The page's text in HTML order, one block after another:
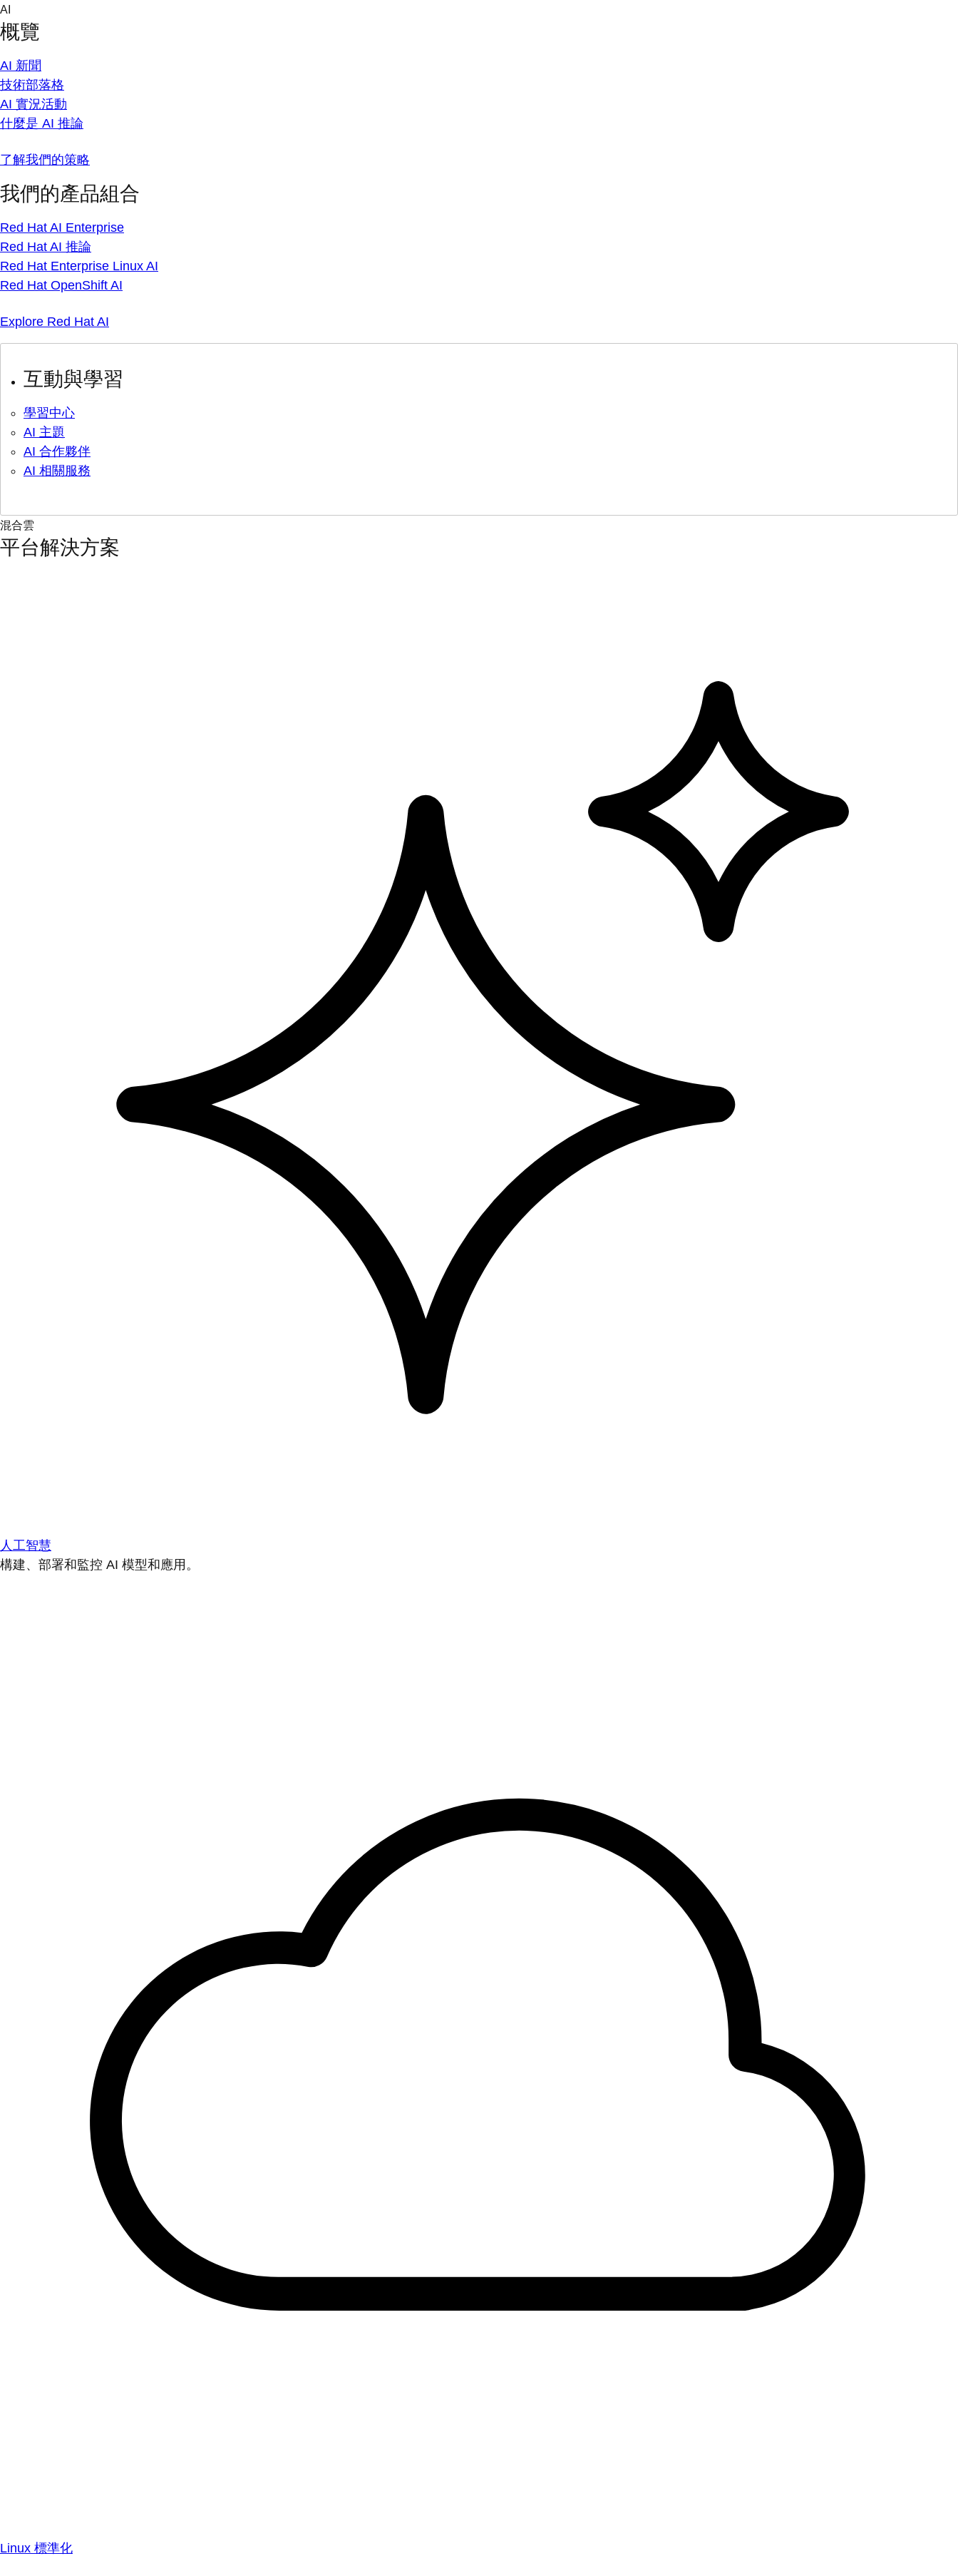
Skip
content
AI
概覽
AI 新聞
技術部落格
AI 實況活動
什麼是 AI 推論
了解我們的策略
我們的產品組合
Red Hat AI Enterprise
Red Hat AI 推論
Red Hat Enterprise Linux AI
Red Hat OpenShift AI
Explore Red Hat AI
互動與學習
學習中心
AI 主題
AI 合作夥伴
AI 相關服務
混合雲
平台解決方案
人工智慧
構建、部署和監控 AI 模型和應用。
Linux 標準化